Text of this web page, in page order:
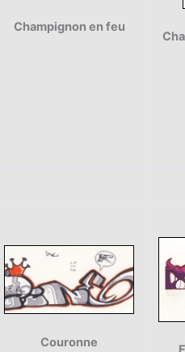
Champignon en feu
Couronne